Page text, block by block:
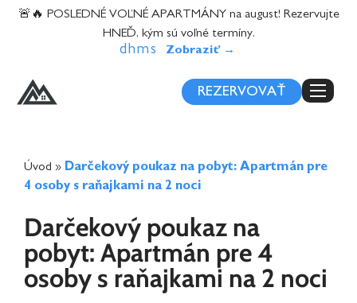
content
🚨🔥 POSLEDNÉ VOĽNÉ APARTMÁNY na august! Rezervujte
HNEĎ, kým sú voľné termíny.
d hms
REZERVOVAŤ
Úvod » Darčekový poukaz na pobyt: Apartmán pre
4 osoby s raňajkami na 2 noci
Darčekový poukaz na
pobyt: Apartmán pre 4
osoby s raňajkami na 2 noci